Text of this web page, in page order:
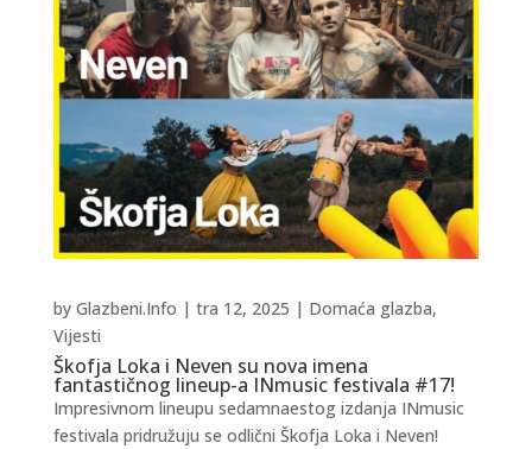
Škofja Loka i Neven su nova imena
fantastičnog lineup-a INmusic festivala #17!
by Glazbeni.Info | tra 12, 2025 | Domaća glazba,
Vijesti
Impresivnom lineupu sedamnaestog izdanja INmusic
festivala pridružuju se odlični Škofja Loka i Neven!